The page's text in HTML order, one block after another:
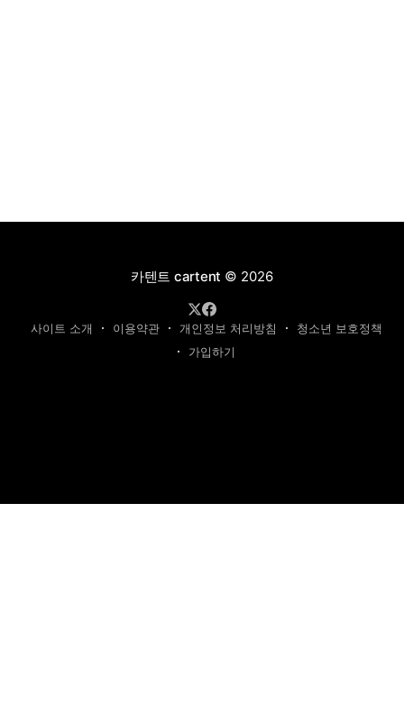
카텐트 cartent © 2026
사이트 소개 이용약관 개인정보 처리방침
청소년 보호정책
가입하기